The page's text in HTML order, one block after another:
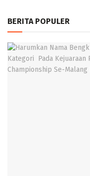
BERITA POPULER